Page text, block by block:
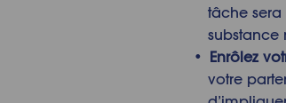
tâche sera
substance
Enrôlez
votre